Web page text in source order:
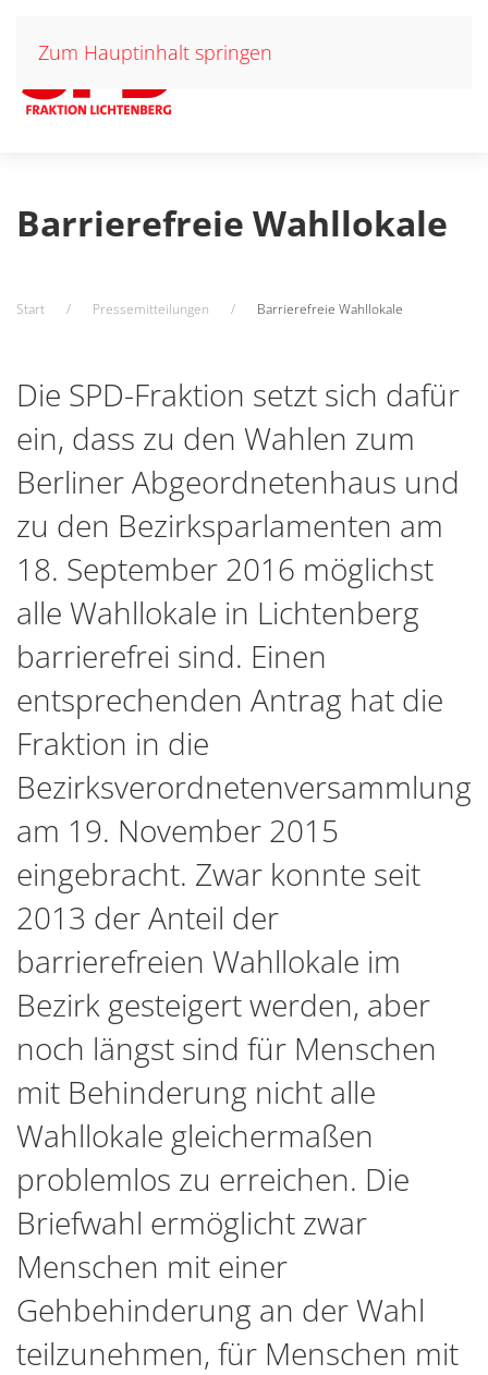
Zum Hauptinhalt springen
Barrierefreie Wahllokale
Start Pressemitteilungen Barrierefreie Wahllokale
Die SPD-Fraktion setzt sich dafür
ein, dass zu den Wahlen zum
Berliner Abgeordnetenhaus und
zu den Bezirksparlamenten am
18. September 2016 möglichst
alle Wahllokale in Lichtenberg
barrierefrei sind. Einen
entsprechenden Antrag hat die
Fraktion in die
Bezirksverordnetenversammlung
am 19. November 2015
eingebracht. Zwar konnte seit
2013 der Anteil der
barrierefreien Wahllokale im
Bezirk gesteigert werden, aber
noch längst sind für Menschen
mit Behinderung nicht alle
Wahllokale gleichermaßen
problemlos zu erreichen. Die
Briefwahl ermöglicht zwar
Menschen mit einer
Gehbehinderung an der Wahl
teilzunehmen, für Menschen mit